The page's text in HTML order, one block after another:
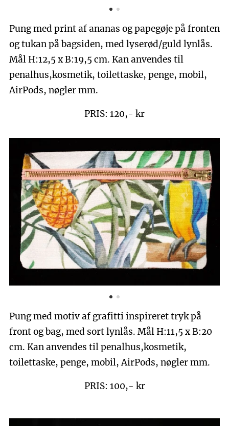
Pung med print af ananas og papegøje på fronten
og tukan på bagsiden, med lyserød/guld lynlås.
Mål H:12,5 x B:19,5 cm. Kan anvendes til
penalhus,kosmetik, toilettaske, penge, mobil,
AirPods, nøgler mm.
PRIS: 120,- kr
Pung med motiv af grafitti inspireret tryk på
front og bag, med sort lynlås. Mål H:11,5 x B:20
cm. Kan anvendes til penalhus,kosmetik,
toilettaske, penge, mobil, AirPods, nøgler mm.
PRIS: 100,- kr